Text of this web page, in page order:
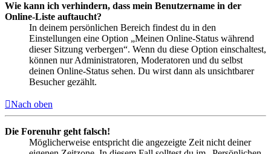
Wie kann ich verhindern, dass mein Benutzername in der
Online-Liste auftaucht?
In deinem persönlichen Bereich findest du in den
Einstellungen eine Option „Meinen Online-Status während
dieser Sitzung verbergen“. Wenn du diese Option einschaltest,
können nur Administratoren, Moderatoren und du selbst
deinen Online-Status sehen. Du wirst dann als unsichtbarer
Besucher gezählt.
Nach oben
Die Forenuhr geht falsch!
Möglicherweise entspricht die angezeigte Zeit nicht deiner